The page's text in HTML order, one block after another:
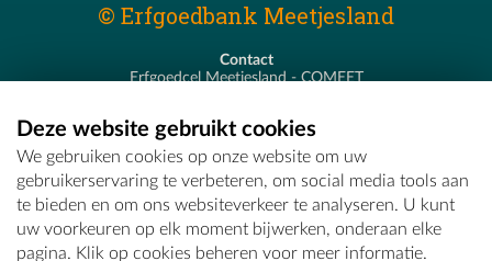
© Erfgoedbank Meetjesland
Contact
Erfgoedcel Meetjesland - COMEET
T - 09 373 75 96
E -erfgoedcel@comeet.be
Deze website gebruikt cookies
We gebruiken cookies op onze website om uw
gebruikerservaring te verbeteren, om social media tools aan
te bieden en om ons websiteverkeer te analyseren. U kunt
uw voorkeuren op elk moment bijwerken, onderaan elke
pagina. Klik op cookies beheren voor meer informatie.